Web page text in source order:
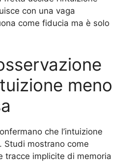
con una vaga
come fiducia ma è solo
meno
che l’intuizione
Studi mostrano come
tracce implicite di memoria